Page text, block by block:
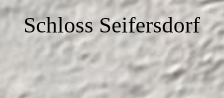
Schloss Seifersdorf